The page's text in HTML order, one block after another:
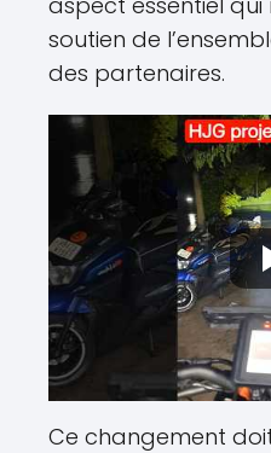
soutien de
des partenaires.
Ce changement